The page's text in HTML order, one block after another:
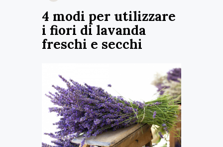
4 modi per utilizzare
i fiori di lavanda
freschi e secchi